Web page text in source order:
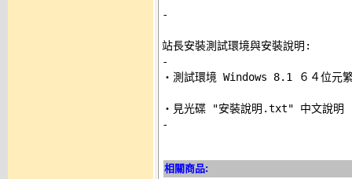
-
站長安裝測試環境與安裝說明:
-
‧測試環境 Windows 8.1 ６４位元
-
相關商品: